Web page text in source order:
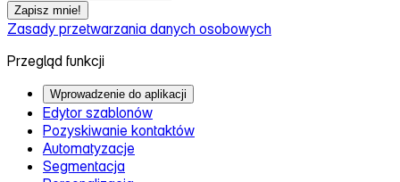
Zapisz mnie!
Zasady przetwarzania danych osobowych
Przegląd funkcji
Wprowadzenie do aplikacji
Edytor szablonów
Pozyskiwanie kontaktów
Automatyzacje
Segmentacja